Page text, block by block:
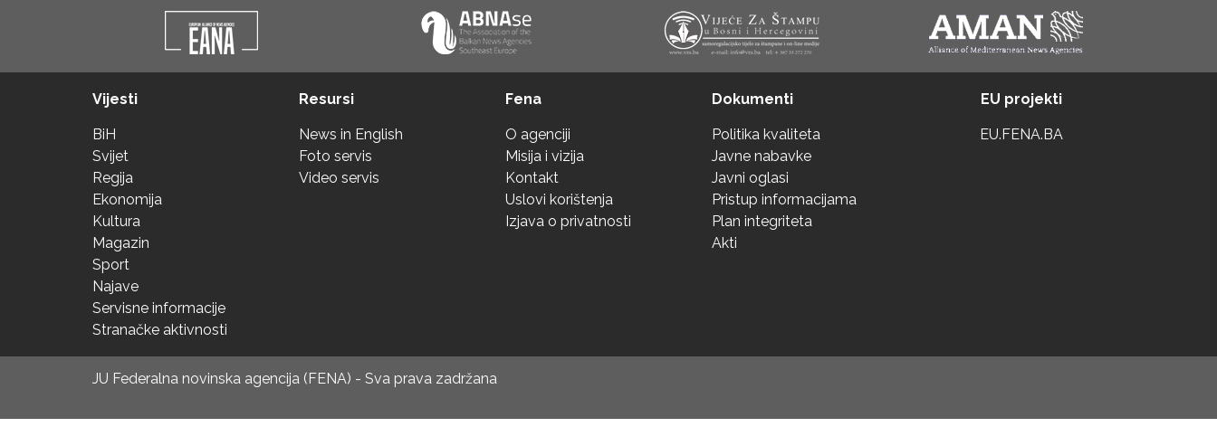
Vijesti
BiH
Svijet
Regija
Ekonomija
Kultura
Magazin
Sport
Najave
Servisne informacije
Stranačke aktivnosti
Resursi
News in English
Foto servis
Video servis
Fena
O agenciji
Misija i vizija
Kontakt
Uslovi korištenja
Izjava o privatnosti
Dokumenti
Politika kvaliteta
Javne nabavke
Javni oglasi
Pristup informacijama
Plan integriteta
Akti
EU projekti
EU.FENA.BA
JU Federalna novinska agencija (FENA) - Sva prava zadržana